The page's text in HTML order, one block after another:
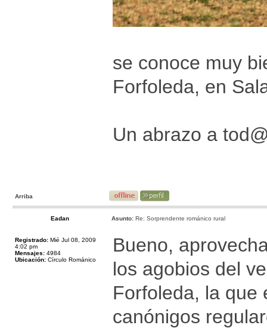
se conoce muy
Forfoleda, en
Un abrazo a
Arriba
Eadan Asunto: Re: Sorprendente románico rural
Registrado: Mié Jul 08, 2009
4:02 pm
Mensajes: 4984
Ubicación: Círculo Románico
Bueno,
los agobios del
Forfoleda, la que
canónigos